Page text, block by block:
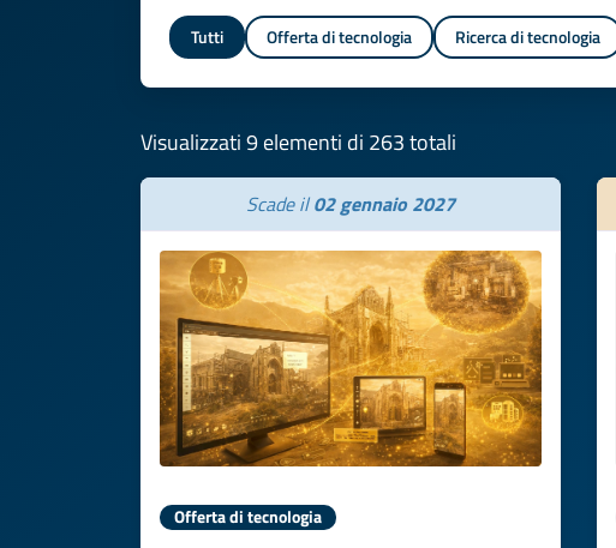
Tutti Offerta di tecnologia Ricerca di tecnologia
Visualizzati 9 elementi di 263 totali
Scade il02 gennaio 2027
Offerta di tecnologia